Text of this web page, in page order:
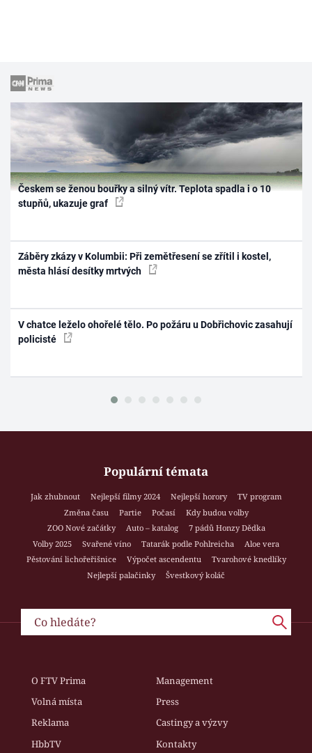
Českem se ženou bouřky a silný vítr. Teplota spadla i o 10
stupňů, ukazuje graf
Záběry zkázy v Kolumbii: Při zemětřesení se zřítil i kostel,
města hlásí desítky mrtvých
V chatce leželo ohořelé tělo. Po požáru u Dobřichovic zasahují
policisté
Populární témata
Jak zhubnout Nejlepší filmy 2024 Nejlepší horory
TV program
Změna času
Partie Počasí
Kdy budou volby
ZOO Nové začátky
Auto – katalog
7 pádů Honzy Dědka
Volby 2025
Svařené víno Tatarák podle Pohlreicha
Aloe vera
Pěstování lichořeřišnice
Výpočet ascendentu
Tvarohové knedlíky
Nejlepší palačinky
Švestkový koláč
O FTV Prima
Management
Volná místa
Press
Reklama
Castingy a výzvy
HbbTV
Kontakty